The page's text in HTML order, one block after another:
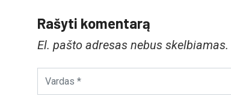
Rašyti komentarą
El. pašto adresas nebus skelbiamas.